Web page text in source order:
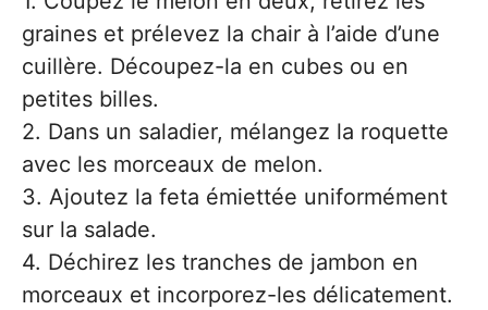
graines et prélevez la chair à l’aide d’une
cuillère. Découpez-la en cubes ou en
petites billes.
2. Dans un saladier, mélangez la roquette
avec les morceaux de melon.
3. Ajoutez la feta émiettée uniformément
sur la salade.
4. Déchirez les tranches de jambon en
morceaux et incorporez-les délicatement.